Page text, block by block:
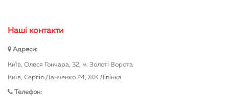
Нашi контакти
Адреси:
Київ, Олеся Гончара, 32, м. Золоті Ворота
Київ, Сергія Данченко 24, ЖК Ліпінка
Телефон: